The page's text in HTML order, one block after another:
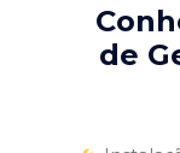
de